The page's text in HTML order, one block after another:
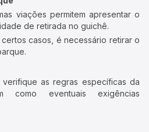
viações permitem apresentar o
de retirada no guichê.
certos casos, é necessário retirar o
verifique as regras específicas da
como eventuais exigências